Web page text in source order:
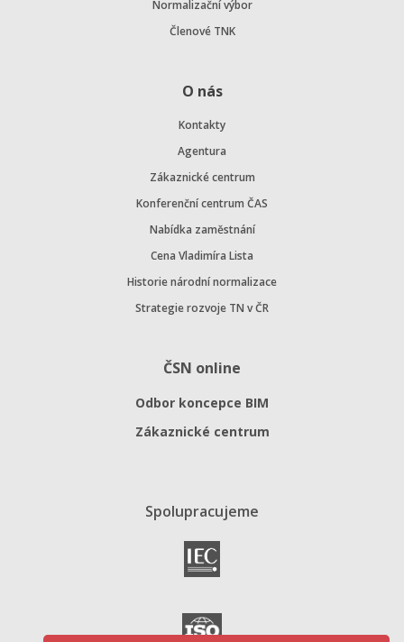
Normalizační výbor
Členové TNK
O nás
Kontakty
Agentura
Zákaznické centrum
Konferenční centrum ČAS
Nabídka zaměstnání
Cena Vladimíra Lista
Historie národní normalizace
Strategie rozvoje TN v ČR
ČSN online
Odbor koncepce BIM
Zákaznické centrum
Spolupracujeme